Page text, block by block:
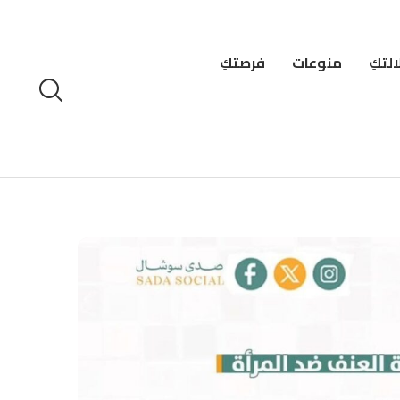
منوعات فرصتكِ